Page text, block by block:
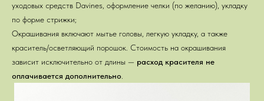
уходовых средств Davines, оформление челки (по желанию), укладку
по форме стрижки;
Окрашивания включают мытье головы, легкую укладку, а также
краситель/осветляющий порошок. Стоимость на окрашивания
зависит исключительно от длины — расход красителя не
оплачивается дополнительно